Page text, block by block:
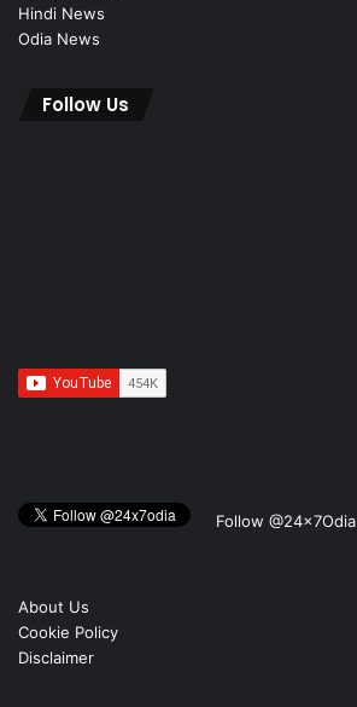
Hindi News
Odia News
Follow Us
Follow @24x7Odia
About Us
Cookie Policy
Disclaimer